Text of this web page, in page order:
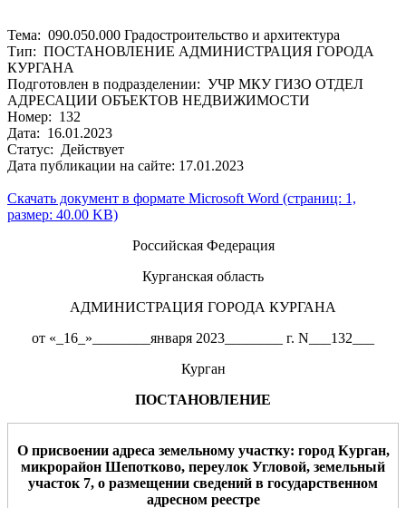
Тема: 090.050.000 Градостроительство и архитектура
Тип: ПОСТАНОВЛЕНИЕ АДМИНИСТРАЦИЯ ГОРОДА
КУРГАНА
Подготовлен в подразделении: УЧР МКУ ГИЗО ОТДЕЛ
АДРЕСАЦИИ ОБЪЕКТОВ НЕДВИЖИМОСТИ
Номер: 132
Дата: 16.01.2023
Статус: Действует
Дата публикации на сайте: 17.01.2023
Скачать документ в формате Microsoft Word (страниц: 1,
размер: 40.00 KB)
Российская Федерация
Курганская область
АДМИНИСТРАЦИЯ ГОРОДА КУРГАНА
от «_16_»________января 2023________ г. N___132___
Курган
ПОСТАНОВЛЕНИЕ
О присвоении адреса земельному участку: город Курган,
микрорайон Шепотково, переулок Угловой, земельный
участок 7, о размещении сведений в государственном
адресном реестре